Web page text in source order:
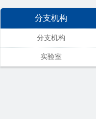
分支机构
分支机构
实验室